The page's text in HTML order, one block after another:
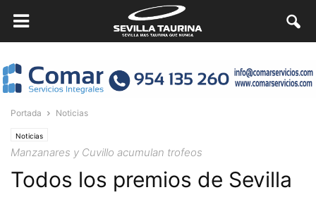
Portada Noticias
Noticias
Manzanares y Cuvillo acumulan trofeos
Todos los premios de Sevilla